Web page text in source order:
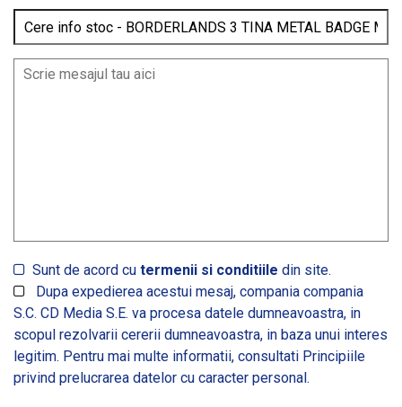
Sunt de acord cu termenii si conditiile din site.
Dupa expedierea acestui mesaj, compania compania
S.C. CD Media S.E. va procesa datele dumneavoastra, in
scopul rezolvarii cererii dumneavoastra, in baza unui interes
legitim. Pentru mai multe informatii, consultati Principiile
privind prelucrarea datelor cu caracter personal.